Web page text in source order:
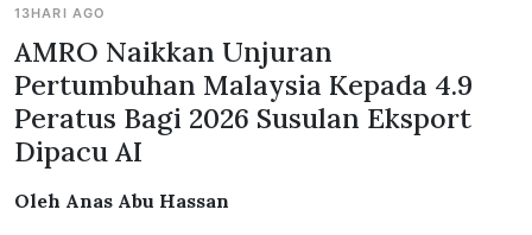
13HARI AGO
AMRO Naikkan Unjuran
Pertumbuhan Malaysia Kepada 4.9
Peratus Bagi 2026 Susulan Eksport
Dipacu AI
Oleh Anas Abu Hassan